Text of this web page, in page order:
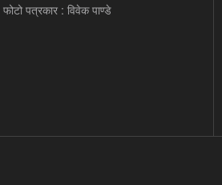
फोटो पत्रकार : विवेक पाण्डे